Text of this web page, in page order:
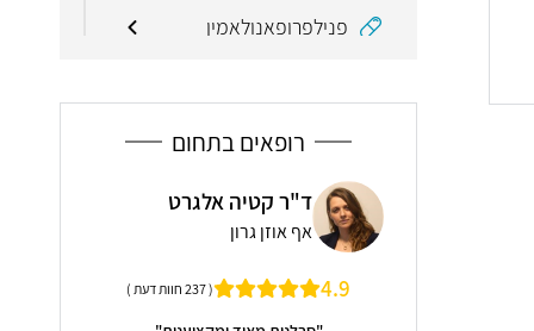
פנילפרופאנולאמין
מונחים קשורים
הצטננות
איבר קורטי
רופאים בתחום
ד"ר קטיה אלגרט
אף אוזן גרון
4.9 ( 237 חוות דעת )